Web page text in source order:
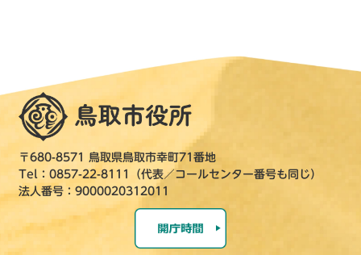
〒680-8571 鳥取県鳥取市幸町71番地
Tel：0857-22-8111（代表／コールセンター番号も同じ）
法人番号：9000020312011